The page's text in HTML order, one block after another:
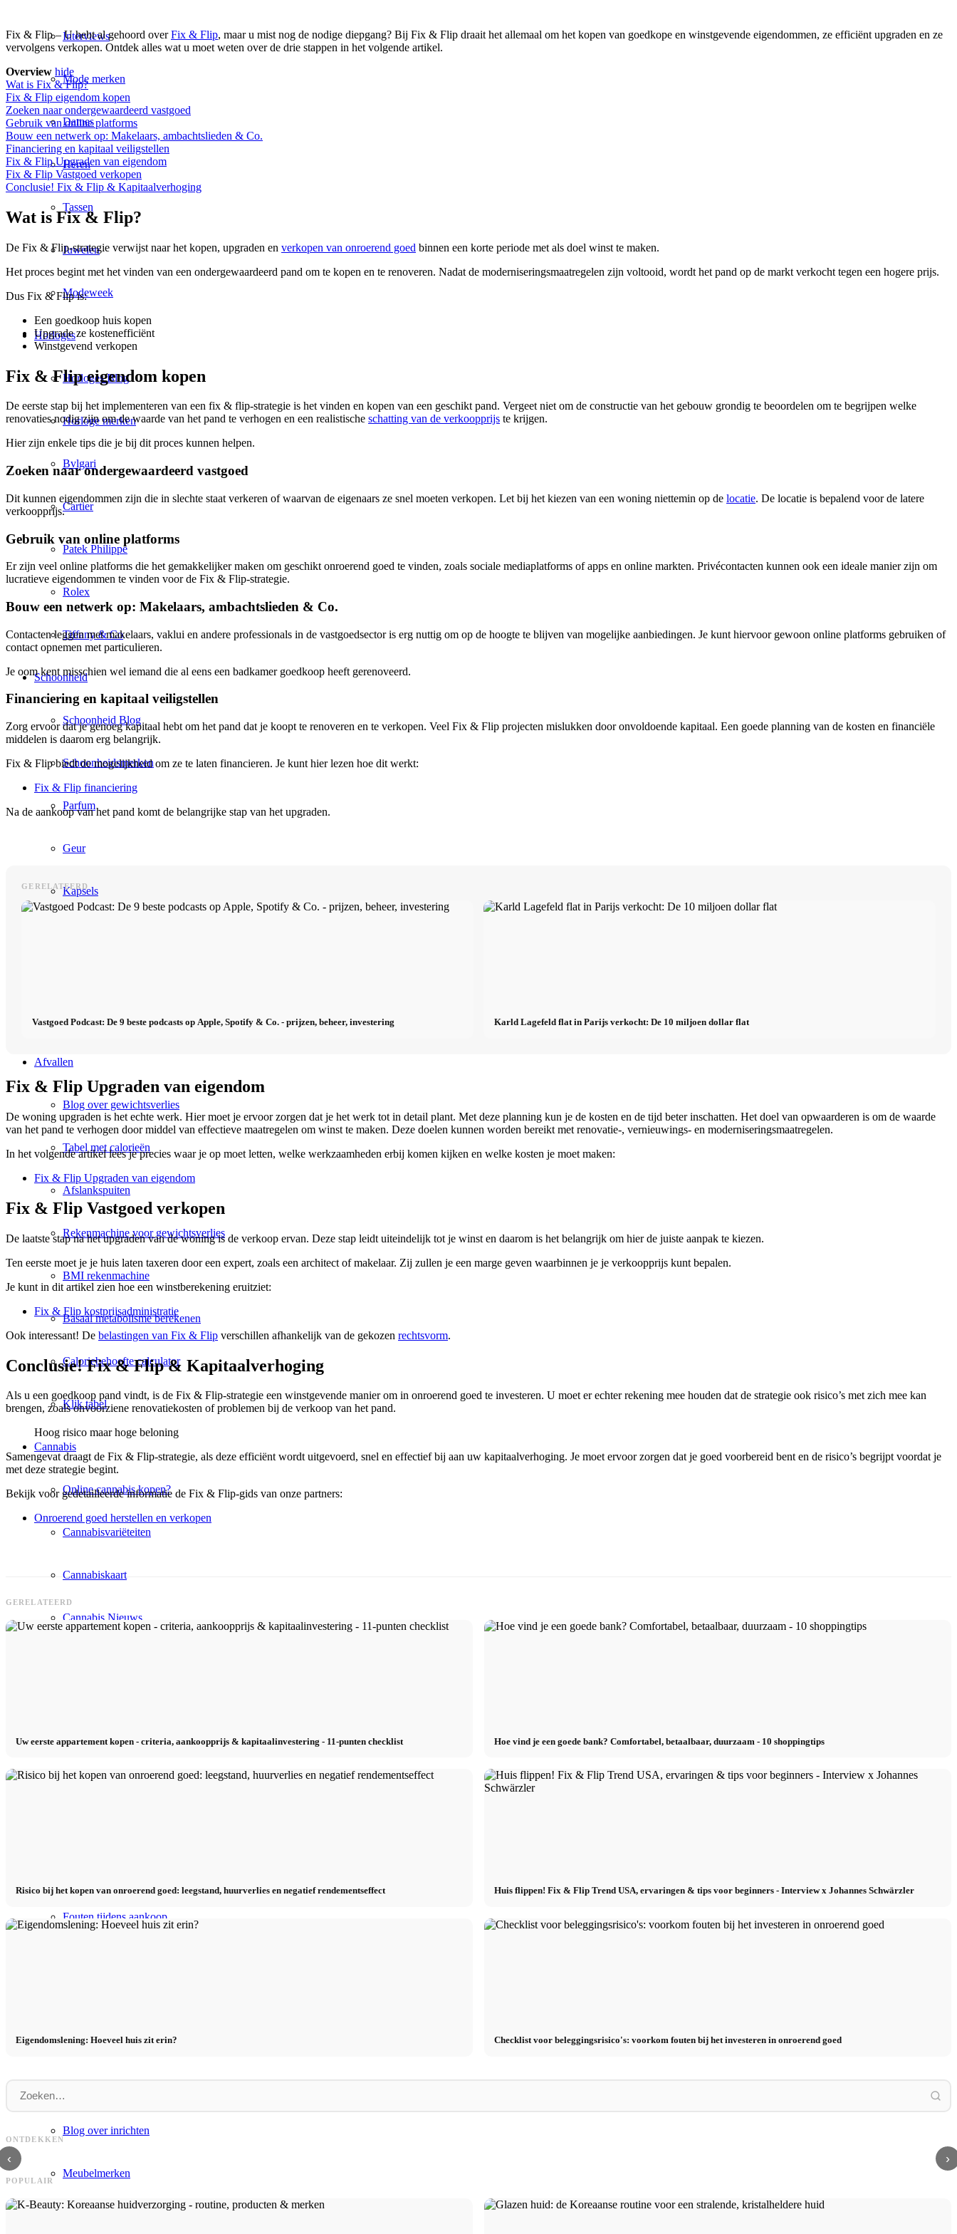
Interviews
Mode merken
Dames
Heren
Tassen
Juwelen
Modeweek
Horloges
Horloges Blog
Horloge merken
Bvlgari
Cartier
Patek Philippe
Rolex
Tiffany & Co
Schoonheid
Schoonheid Blog
Schoonheidsmerken
Parfum
Geur
Kapsels
Voeding
Afvallen
Blog over gewichtsverlies
Tabel met calorieën
Afslankspuiten
Rekenmachine voor gewichtsverlies
BMI rekenmachine
Basaal metabolisme berekenen
Caloriebehoefte calculator
Klik tabel
Cannabis
Online cannabis kopen?
Cannabisvariëteiten
Cannabiskaart
Cannabis Nieuws
Vastgoed blog
Fouten tijdens aankoop
Makelaar VS
Blog over inrichten
Meubelmerken
Fix & Flip – U hebt al gehoord overFix & Flip, maar u mist nog de nodige diepgang? Bij Fix & Flip draait het allemaal om het kopen van goedkope en winstgevende eigendommen, ze efficiënt upgraden en ze
vervolgens verkopen. Ontdek alles wat u moet weten over de drie stappen in het volgende artikel.
Overview hide
Wat is Fix & Flip?
Fix & Flip eigendom kopen
Zoeken naar ondergewaardeerd vastgoed
Gebruik van online platforms
Bouw een netwerk op: Makelaars, ambachtslieden & Co.
Financiering en kapitaal veiligstellen
Fix & Flip Upgraden van eigendom
Fix & Flip Vastgoed verkopen
Conclusie! Fix & Flip & Kapitaalverhoging
Wat is Fix & Flip?
De Fix & Flip-strategie verwijst naar het kopen, upgraden en verkopen van onroerend goed binnen een korte periode met als doel winst te maken.
Het proces begint met het vinden van een ondergewaardeerd pand om te kopen en te renoveren. Nadat de moderniseringsmaatregelen zijn voltooid, wordt het pand op de markt verkocht tegen een hogere prijs.
Dus Fix & Flip is:
Een goedkoop huis kopen
Upgrade ze kostenefficiënt
Winstgevend verkopen
Fix & Flip eigendom kopen
De eerste stap bij het implementeren van een fix & flip-strategie is het vinden en kopen van een geschikt pand. Vergeet niet om de constructie van het gebouw grondig te beoordelen om te begrijpen welke
renovaties nodig zijn om de waarde van het pand te verhogen en een realistische schatting van de verkoopprijs te krijgen.
Hier zijn enkele tips die je bij dit proces kunnen helpen.
Zoeken naar ondergewaardeerd vastgoed
Dit kunnen eigendommen zijn die in slechte staat verkeren of waarvan de eigenaars ze snel moeten verkopen. Let bij het kiezen van een woning niettemin op de locatie. De locatie is bepalend voor de latere
verkoopprijs.
Gebruik van online platforms
Er zijn veel online platforms die het gemakkelijker maken om geschikt onroerend goed te vinden, zoals sociale mediaplatforms of apps en online markten. Privécontacten kunnen ook een ideale manier zijn om
lucratieve eigendommen te vinden voor de Fix & Flip-strategie.
Bouw een netwerk op: Makelaars, ambachtslieden & Co.
Contacten leggen met makelaars, vaklui en andere professionals in de vastgoedsector is erg nuttig om op de hoogte te blijven van mogelijke aanbiedingen. Je kunt hiervoor gewoon online platforms gebruiken of
contact opnemen met particulieren.
Je oom kent misschien wel iemand die al eens een badkamer goedkoop heeft gerenoveerd.
Financiering en kapitaal veiligstellen
Zorg ervoor dat je genoeg kapitaal hebt om het pand dat je koopt te renoveren en te verkopen. Veel Fix & Flip projecten mislukken door onvoldoende kapitaal. Een goede planning van de kosten en financiële
middelen is daarom erg belangrijk.
Fix & Flip biedt de mogelijkheid om ze te laten financieren. Je kunt hier lezen hoe dit werkt:
Fix & Flip financiering
Na de aankoop van het pand komt de belangrijke stap van het upgraden.
GERELATEERD
Vastgoed Podcast: De 9 beste podcasts op Apple, Spotify & Co. - prijzen, beheer, investering Karld Lagefeld flat in Parijs verkocht: De 10 miljoen dollar flat
Fix & Flip Upgraden van eigendom
De woning upgraden is het echte werk. Hier moet je ervoor zorgen dat je het werk tot in detail plant. Met deze planning kun je de kosten en de tijd beter inschatten. Het doel van opwaarderen is om de waarde
van het pand te verhogen door middel van effectieve maatregelen om winst te maken. Deze doelen kunnen worden bereikt met renovatie-, vernieuwings- en moderniseringsmaatregelen.
In het volgende artikel lees je precies waar je op moet letten, welke werkzaamheden erbij komen kijken en welke kosten je moet maken:
Fix & Flip Upgraden van eigendom
Fix & Flip Vastgoed verkopen
De laatste stap na het upgraden van de woning is de verkoop ervan. Deze stap leidt uiteindelijk tot je winst en daarom is het belangrijk om hier de juiste aanpak te kiezen.
Ten eerste moet je je huis laten taxeren door een expert, zoals een architect of makelaar. Zij zullen je een marge geven waarbinnen je je verkoopprijs kunt bepalen.
Je kunt in dit artikel zien hoe een winstberekening eruitziet:
Fix & Flip kostprijsadministratie
Ook interessant! De belastingen van Fix & Flip verschillen afhankelijk van de gekozen rechtsvorm.
Conclusie! Fix & Flip & Kapitaalverhoging
Als u een goedkoop pand vindt, is de Fix & Flip-strategie een winstgevende manier om in onroerend goed te investeren. U moet er echter rekening mee houden dat de strategie ook risico’s met zich mee kan
brengen, zoals onvoorziene renovatiekosten of problemen bij de verkoop van het pand.
Hoog risico maar hoge beloning
Samengevat draagt de Fix & Flip-strategie, als deze efficiënt wordt uitgevoerd, snel en effectief bij aan uw kapitaalverhoging. Je moet ervoor zorgen dat je goed voorbereid bent en de risico’s begrijpt voordat je
met deze strategie begint.
Bekijk voor gedetailleerde informatie de Fix & Flip-gids van onze partners:
Onroerend goed herstellen en verkopen
GERELATEERD
Uw eerste appartement kopen - criteria, aankoopprijs & kapitaalinvestering - 11-punten checklist Hoe vind je een goede bank? Comfortabel, betaalbaar, duurzaam - 10 shoppingtips
Risico bij het kopen van onroerend goed: leegstand, huurverlies en negatief rendementseffect Huis flippen! Fix & Flip Trend USA, ervaringen & tips voor beginners - Interview x Johannes Schwärzler
Eigendomslening: Hoeveel huis zit erin? Checklist voor beleggingsrisico's: voorkom fouten bij het investeren in onroerend goed
ONTDEKKEN
‹
investering? Vereisten voor
vermogensopbouw
›
POPULAIR